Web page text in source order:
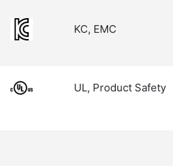
KC, EMC
UL, Product Safety